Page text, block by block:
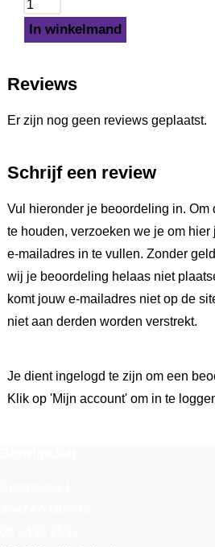
In winkelmand
Reviews
Er zijn nog geen reviews geplaatst.
Schrijf een review
Vul hieronder je beoordeling in. Om
te houden, verzoeken we je om
e-mailadres in te vullen. Zonder
wij je beoordeling helaas niet
komt jouw e-mailadres niet op de
niet aan derden worden verstrekt.
Je dient ingelogd te zijn om een
Klik op 'Mijn account' om in te